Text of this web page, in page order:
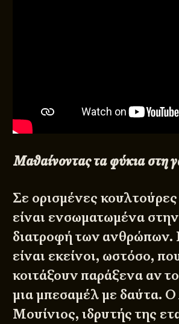
Μαθαίνοντας τα φύκια στη
Σε ορισμένες
είναι ενσωματωμένα
διατροφή των ανθρώπων.
είναι εκείνοι, ωστόσο,
κοιτάξουν παράξενα αν
μια μπεσαμέλ με δαύτα.
Μουίνιος, ιδρυτής της